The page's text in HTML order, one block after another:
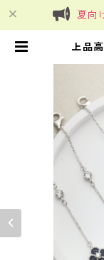
夏向
上品